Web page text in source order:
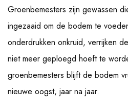
Groenbemesters zijn gewassen
ingezaaid om de bodem te
onderdrukken onkruid, verrijken
niet meer geploegd hoeft te
groenbemesters blijft de bodem
nieuwe oogst, jaar na jaar.